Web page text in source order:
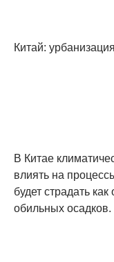
Китай:
В Китае
влиять на
будет страдать
обильных осадков.